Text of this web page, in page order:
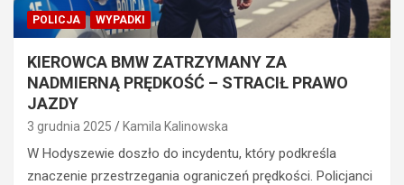
POLICJA WYPADKI
KIEROWCA BMW ZATRZYMANY ZA
NADMIERNĄ PRĘDKOŚĆ – STRACIŁ PRAWO
JAZDY
3 grudnia 2025 Kamila Kalinowska
W Hodyszewie doszło do incydentu, który podkreśla
znaczenie przestrzegania ograniczeń prędkości. Policjanci